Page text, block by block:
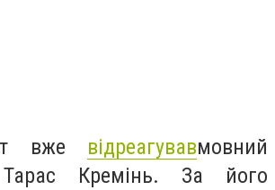
вже відреагувавмовний
Кремінь. За його